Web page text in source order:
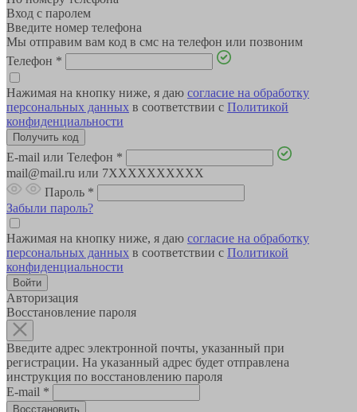
Вход с паролем
Введите номер телефона
Мы отправим вам код в смс на телефон или позвоним
Телефон *
Нажимая на кнопку ниже, я даю согласие на обработку
персональных данных в соответствии с Политикой
конфиденциальности
E-mail или Телефон *
mail@mail.ru или 7XXXXXXXXXX
Пароль *
Забыли пароль?
Нажимая на кнопку ниже, я даю согласие на обработку
персональных данных в соответствии с Политикой
конфиденциальности
Авторизация
Восстановление пароля
Введите адрес электронной почты, указанный при
регистрации. На указанный адрес будет отправлена
инструкция по восстановлению пароля
E-mail *